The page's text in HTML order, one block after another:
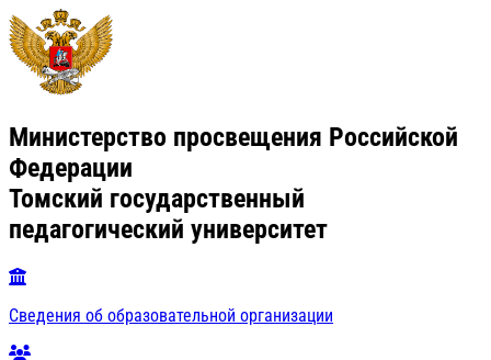
Министерство просвещения Российской
Федерации
Томский государственный
педагогический университет
Сведения об образовательной организации